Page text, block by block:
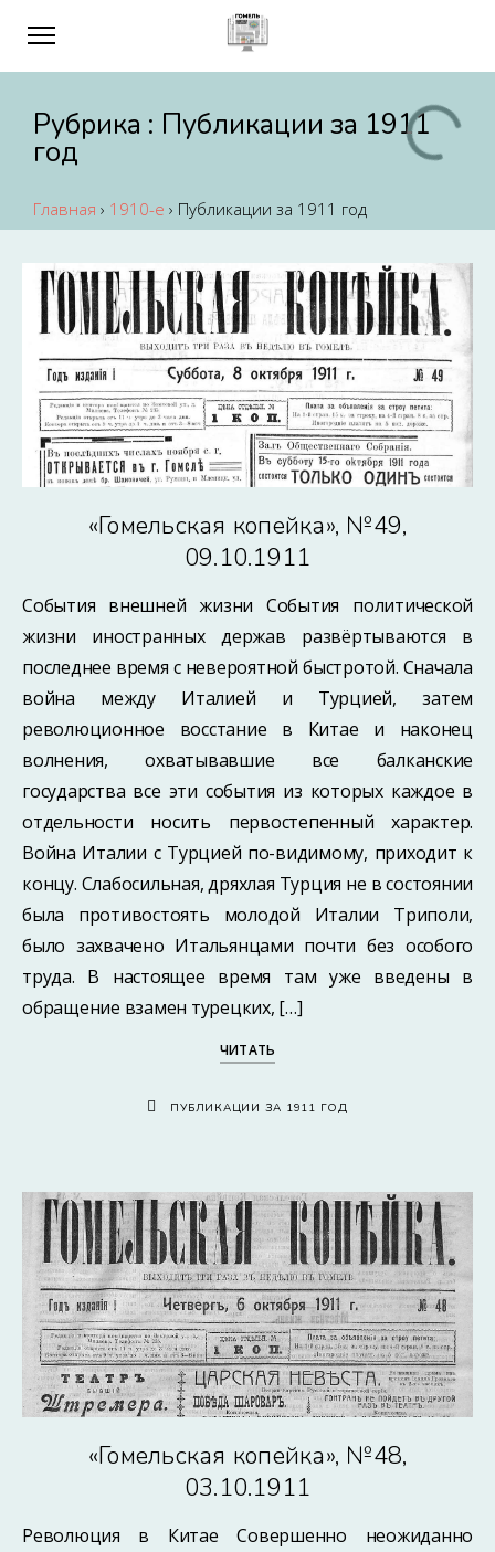
Рубрика : Публикации за 1911
год
Главная › 1910-е › Публикации за 1911 год
«Гомельская копейка», №49,
09.10.1911
События внешней жизни События политической
жизни иностранных держав развёртываются в
последнее время с невероятной быстротой. Сначала
война между Италией и Турцией, затем
революционное восстание в Китае и наконец
волнения, охватывавшие все балканские
государства все эти события из которых каждое в
отдельности носить первостепенный характер.
Война Италии с Турцией по-видимому, приходит к
концу. Слабосильная, дряхлая Турция не в состоянии
была противостоять молодой Италии Триполи,
было захвачено Итальянцами почти без особого
труда. В настоящее время там уже введены в
обращение взамен турецких, […]
ЧИТАТЬ
ПУБЛИКАЦИИ ЗА 1911 ГОД
«Гомельская копейка», №48,
03.10.1911
Революция в Китае Совершенно неожиданно